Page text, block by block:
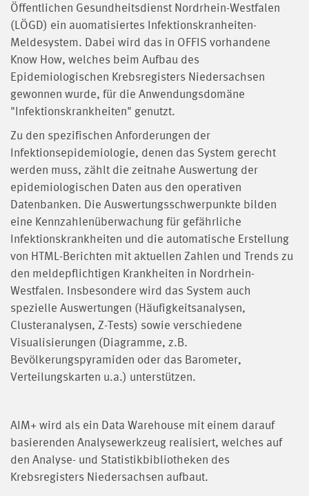
Öffentlichen Gesundheitsdienst Nordrhein-Westfalen
(LÖGD) ein auomatisiertes Infektionskranheiten-
Meldesystem. Dabei wird das in OFFIS vorhandene
Know How, welches beim Aufbau des
Epidemiologischen Krebsregisters Niedersachsen
gewonnen wurde, für die Anwendungsdomäne
"Infektionskrankheiten" genutzt.
Zu den spezifischen Anforderungen der
Infektionsepidemiologie, denen das System gerecht
werden muss, zählt die zeitnahe Auswertung der
epidemiologischen Daten aus den operativen
Datenbanken. Die Auswertungsschwerpunkte bilden
eine Kennzahlenüberwachung für gefährliche
Infektionskrankheiten und die automatische Erstellung
von HTML-Berichten mit aktuellen Zahlen und Trends zu
den meldepflichtigen Krankheiten in Nordrhein-
Westfalen. Insbesondere wird das System auch
spezielle Auswertungen (Häufigkeitsanalysen,
Clusteranalysen, Z-Tests) sowie verschiedene
Visualisierungen (Diagramme, z.B.
Bevölkerungspyramiden oder das Barometer,
Verteilungskarten u.a.) unterstützen.
AIM+ wird als ein Data Warehouse mit einem darauf
basierenden Analysewerkzeug realisiert, welches auf
den Analyse- und Statistikbibliotheken des
Krebsregisters Niedersachsen aufbaut.